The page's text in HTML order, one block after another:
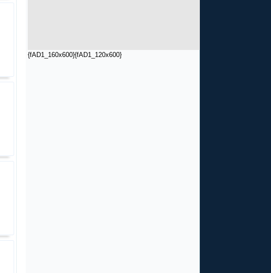
{fAD1_160x600}{fAD1_120x600}